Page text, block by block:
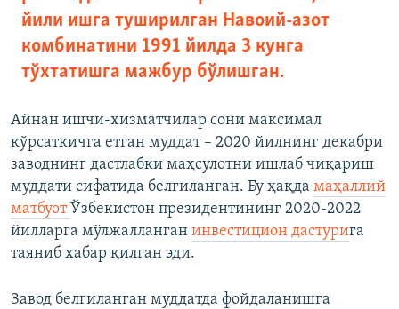
йили ишга туширилган Навоий-азот
комбинатини 1991 йилда 3 кунга
тўхтатишга мажбур бўлишган.
Айнан ишчи-хизматчилар сони максимал
кўрсаткичга етган муддат – 2020 йилнинг декабри
заводнинг дастлабки маҳсулотни ишлаб чиқариш
муддати сифатида белгиланган. Бу ҳақда маҳаллий
матбуотЎзбекистон президентининг 2020-2022
йилларга мўлжалланган инвестицион дастурига
таяниб хабар қилган эди.
Завод белгиланган муддатда фойдаланишга